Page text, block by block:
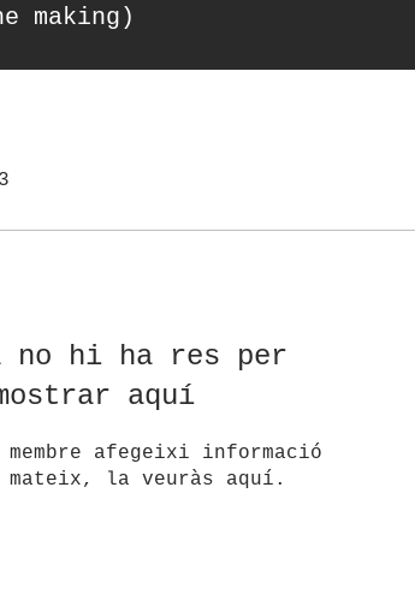
no hi ha res per
aquí
membre afegeixi informació
mateix, la veuràs aquí.
making)